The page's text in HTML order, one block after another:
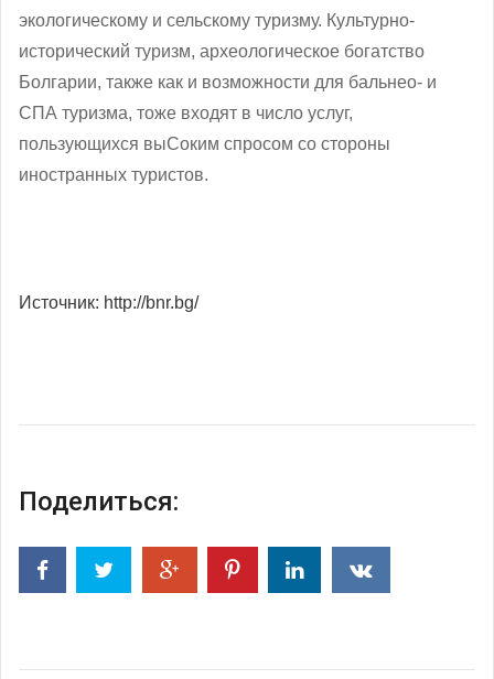
экологическому и сельскому туризму. Культурно-
исторический туризм, археологическое богатство
Болгарии, также как и возможности для бальнео- и
СПА туризма, тоже входят в число услуг,
пользующихся выСоким спросом со стороны
иностранных туристов.
Источник: http://bnr.bg/
Поделиться: